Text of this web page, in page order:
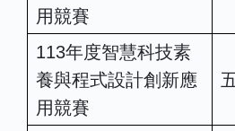
用競賽
113年度智慧科技素
養與程式設計創新應
用競賽